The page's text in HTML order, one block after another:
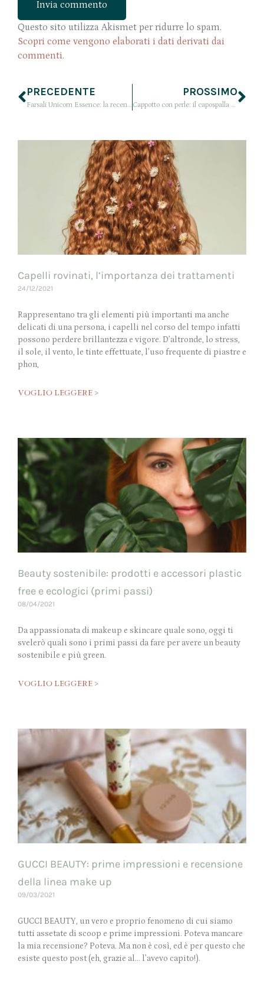
Questo sito utilizza Akismet per ridurre lo spam.
Scopri come vengono elaborati i dati derivati dai
commenti.
PRECEDENTE
Farsali Unicorn Essence: la recensione e a cosa serve il siero da unicorno
PROSSIMO
Cappotto con perle: il capospalla da avere d’inverno per un look trendy
Capelli rovinati, l’importanza dei trattamenti
24/12/2021
Rappresentano tra gli elementi più importanti ma anche
delicati di una persona, i capelli nel corso del tempo infatti
possono perdere brillantezza e vigore. D’altronde, lo stress,
il sole, il vento, le tinte effettuate, l’uso frequente di piastre e
phon,
VOGLIO LEGGERE >
Beauty sostenibile: prodotti e accessori plastic
free e ecologici (primi passi)
08/04/2021
Da appassionata di makeup e skincare quale sono, oggi ti
svelerò quali sono i primi passi da fare per avere un beauty
sostenibile e più green.
VOGLIO LEGGERE >
GUCCI BEAUTY: prime impressioni e recensione
della linea make up
09/03/2021
GUCCI BEAUTY, un vero e proprio fenomeno di cui siamo
tutti assetate di scoop e prime impressioni. Poteva mancare
la mia recensione? Poteva. Ma non è così, ed è per questo che
esiste questo post (eh, grazie al… l’avevo capito!).